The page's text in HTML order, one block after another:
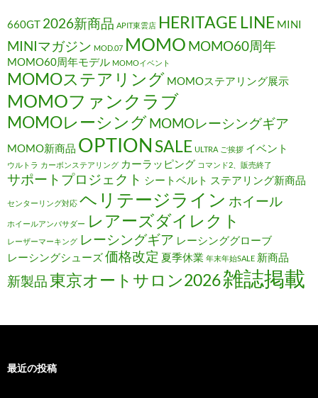
660GT 2026新商品 APIT東雲店 HERITAGE LINE MINI
MINIマガジン MOD.07 MOMO MOMO60周年
MOMO60周年モデル MOMOイベント
MOMOステアリング MOMOステアリング展示
MOMOファンクラブ
MOMOレーシングMOMOレーシングギア
MOMO新商品 OPTION SALE ULTRA ご挨拶 イベント
ウルトラ カーボンステアリング カーラッピング コマンド2、販売終了
サポートプロジェクト シートベルト ステアリング新商品
センターリング対応 ヘリテージライン ホイール
ホイールアンバサダー レアーズダイレクト
レーザーマーキング レーシングギア レーシンググローブ
レーシングシューズ価格改定 夏季休業 年末年始SALE 新商品
新製品 東京オートサロン2026雑誌掲載
最近の投稿